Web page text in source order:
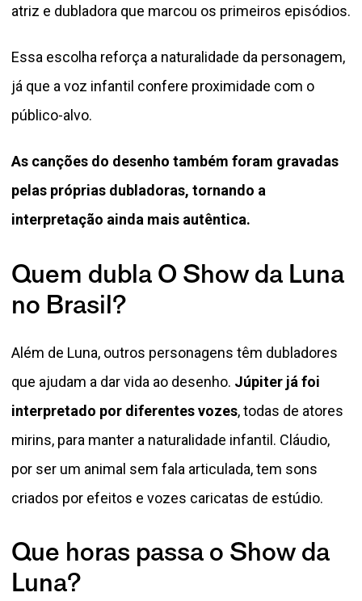
atriz e dubladora que marcou os primeiros episódios.
Essa escolha reforça a naturalidade da personagem,
já que a voz infantil confere proximidade com o
público-alvo.
As canções do desenho também foram gravadas
pelas próprias dubladoras, tornando a
interpretação ainda mais autêntica.
Quem dubla O Show da Luna
no Brasil?
Além de Luna, outros personagens têm dubladores
que ajudam a dar vida ao desenho. Júpiter já foi
interpretado por diferentes vozes, todas de atores
mirins, para manter a naturalidade infantil. Cláudio,
por ser um animal sem fala articulada, tem sons
criados por efeitos e vozes caricatas de estúdio.
Que horas passa o Show da
Luna?